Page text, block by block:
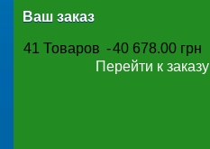
Ваш заказ
41 Товаров -40 678.00 грн
Перейти к заказу